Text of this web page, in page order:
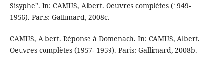
Sisyphe". In: CAMUS, Albert. Oeuvres complètes (1949-
1956). Paris: Gallimard, 2008c.
CAMUS, Albert. Réponse à Domenach. In: CAMUS, Albert.
Oeuvres complètes (1957- 1959). Paris: Gallimard, 2008b.